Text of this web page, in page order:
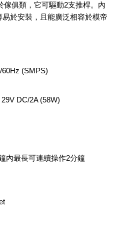
傢俱類，它可驅動2支推桿。內
於安裝，且能廣泛相容於模帝
60Hz (SMPS)
DC/2A (58W)
內最長可連續操作2分鐘